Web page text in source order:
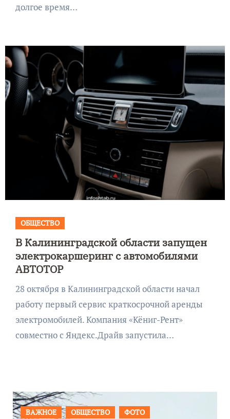
долгое время…
ОБЩЕСТВО
В Калининградской области запущен
электрокаршеринг с автомобилями
АВТОТОР
28 октября в Калининградской области начал
работу первый сервис краткосрочной аренды
электромобилей. Компания «Кёниг-Рент»
совместно с Яндекс.Драйв запустила…
ПРОИСШЕСТВИЯ ФОТО